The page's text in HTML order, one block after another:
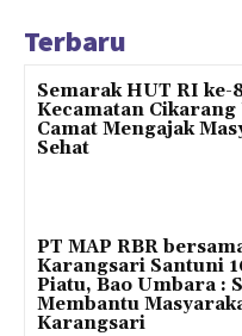
Terbaru
Semarak HUT RI ke-
Kecamatan Cikarang
Camat Mengajak
Sehat
PT MAP RBR
Karangsari Santuni
Piatu, Bao Umbara :
Membantu
Karangsari